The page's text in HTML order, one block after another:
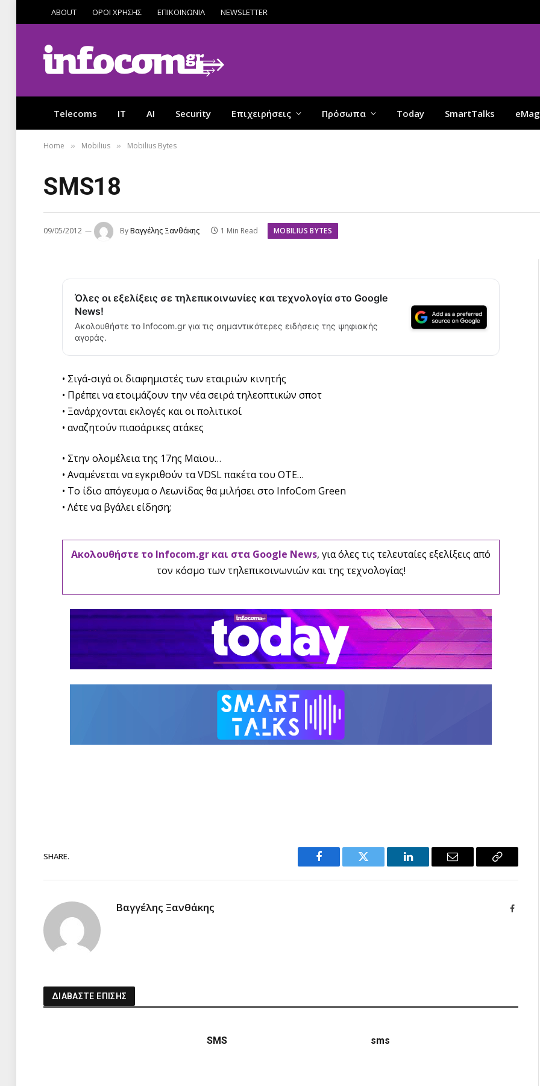
ABOUT ΟΡΟΙ ΧΡΗΣΗΣ ΕΠΙΚΟΙΝΩΝΙΑ NEWSLETTER
Telecoms IT AI Security Επιχειρήσεις Πρόσωπα Today SmartTalks
Home » Mobilius » Mobilius Bytes
SMS18
09/05/2012 ByΒαγγέλης Ξανθάκης 1 Min Read MOBILIUS BYTES
Όλες οι εξελίξεις σε τηλεπικοινωνίες και τεχνολογία στο Google
News!
Ακολουθήστε το Infocom.gr για τις σημαντικότερες ειδήσεις της ψηφιακής
αγοράς.
• Σιγά-σιγά οι διαφημιστές των εταιριών κινητής
• Πρέπει να ετοιμάζουν την νέα σειρά τηλεοπτικών σποτ
• Ξανάρχονται εκλογές και οι πολιτικοί
• αναζητούν πιασάρικες ατάκες
• Στην ολομέλεια της 17ης Μαϊου…
• Αναμένεται να εγκριθούν τα VDSL πακέτα του ΟΤΕ…
• Το ίδιο απόγευμα ο Λεωνίδας θα μιλήσει στο InfoCom Green
• Λέτε να βγάλει είδηση;
Ακολουθήστε το Infocom.gr και στα Google News, για όλες τις τελευταίες εξελίξεις από
τον κόσμο των τηλεπικοινωνιών και της τεχνολογίας!
SHARE.
Facebook Twitter LinkedIn Email
Copy
Βαγγέλης Ξανθάκης
ΔΙΑΒΑΣΤΕ ΕΠΙΣΗΣ
SMS sms